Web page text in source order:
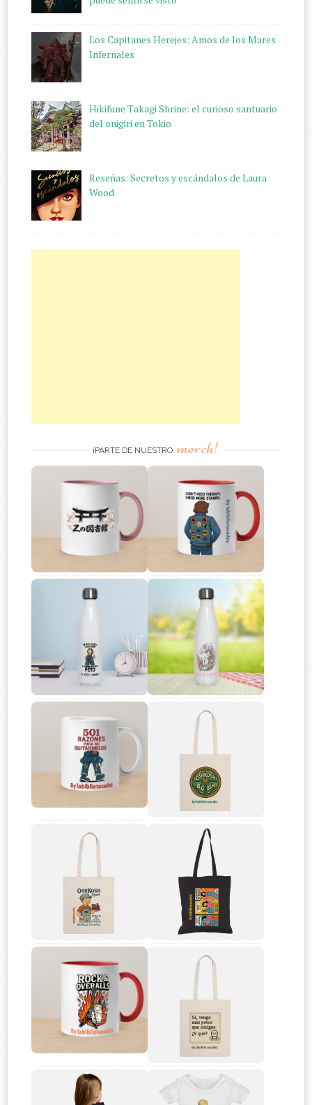
Los Capitanes Herejes: Amos de los Mares
Infernales
Hikifune Takagi Shrine: el curioso santuario
del onigiri en Tokio
Reseñas: Secretos y escándalos de Laura
Wood
¡PARTE DE NUESTRO merch!